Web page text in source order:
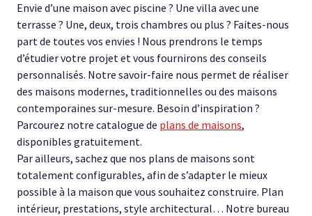
Envie d’une maison avec piscine ? Une villa avec une
terrasse ? Une, deux, trois chambres ou plus ? Faites-nous
part de toutes vos envies ! Nous prendrons le temps
d’étudier votre projet et vous fournirons des conseils
personnalisés. Notre savoir-faire nous permet de réaliser
des maisons modernes, traditionnelles ou des maisons
contemporaines sur-mesure. Besoin d’inspiration ?
Parcourez notre catalogue de plans de maisons,
disponibles gratuitement.
Par ailleurs, sachez que nos plans de maisons sont
totalement configurables, afin de s’adapter le mieux
possible à la maison que vous souhaitez construire. Plan
intérieur, prestations, style architectural… Notre bureau